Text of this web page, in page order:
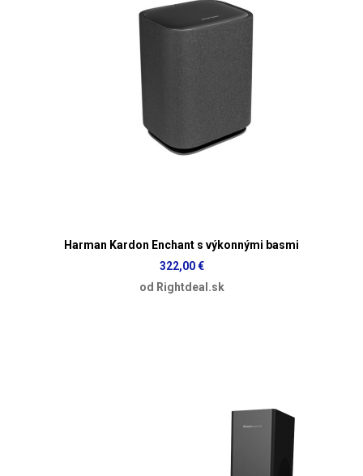
Harman Kardon Enchant s výkonnými basmi
322,00 €
od Rightdeal.sk